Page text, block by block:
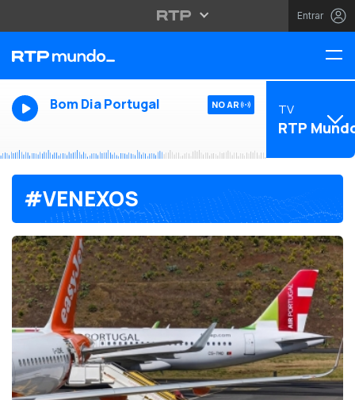
Entrar
Bom Dia Portugal NO AR TV
RTP
#VENEXOS